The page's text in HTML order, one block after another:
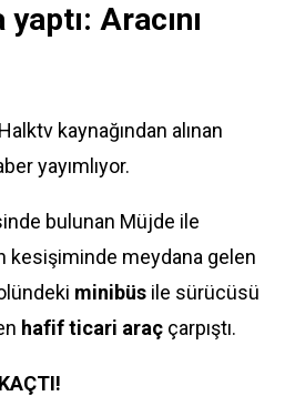
Aracını
kaynağından alınan
yayımlıyor.
bulunan Müjde ile
kesişiminde meydana gelen
minibüs ile sürücüsü
hafif ticari araç çarpıştı.